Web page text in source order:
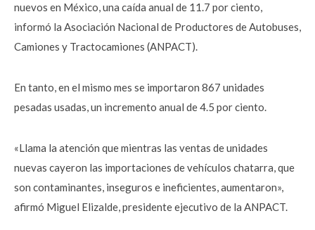
nuevos en México, una caída anual de 11.7 por ciento,
informó la Asociación Nacional de Productores de Autobuses,
Camiones y Tractocamiones (ANPACT).
En tanto, en el mismo mes se importaron 867 unidades
pesadas usadas, un incremento anual de 4.5 por ciento.
«Llama la atención que mientras las ventas de unidades
nuevas cayeron las importaciones de vehículos chatarra, que
son contaminantes, inseguros e ineficientes, aumentaron»,
afirmó Miguel Elizalde, presidente ejecutivo de la ANPACT.